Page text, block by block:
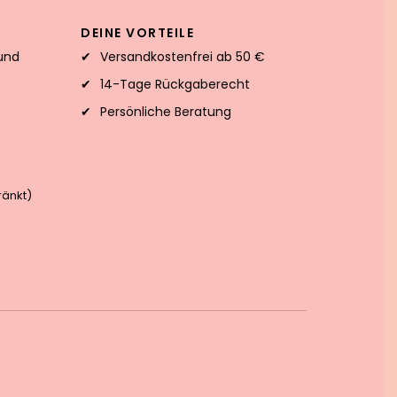
DEINE VORTEILE
Versandkostenfrei ab 50 €
14-Tage Rückgaberecht
Persönliche Beratung